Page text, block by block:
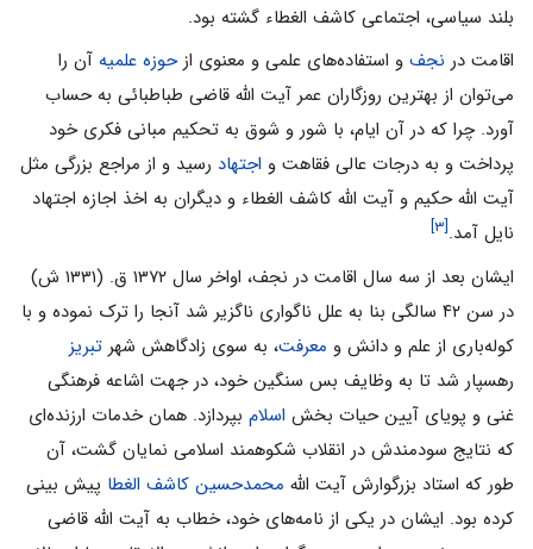
بلند سیاسی، اجتماعی کاشف الغطاء‌ گشته بود.
اقامت در نجف و استفاده‌های علمی و معنوی ازحوزه علمیه آن را
می‌توان از بهترین روزگاران عمر آیت الله قاضی طباطبائی به حساب
آورد. چرا که در آن ایام، با شور و شوق به تحکیم مبانی فکری خود
پرداخت و به درجات عالی فقاهت و اجتهاد رسید و از مراجع بزرگی مثل
آیت الله حکیم و آیت الله کاشف الغطاء و دیگران به اخذ اجازه اجتهاد
نایل آمد.[۳]
ایشان بعد از سه سال اقامت در نجف، اواخر سال ۱۳۷۲ ق. (۱۳۳۱ ش)
در سن ۴۲ سالگی بنا به علل ناگواری ناگزیر شد آنجا را ترک نموده و با
کوله‌باری از علم و دانش و معرفت، به سوی زادگاهش شهر تبریز
رهسپار شد تا به وظایف بس سنگین خود، در جهت اشاعه فرهنگی
غنی و پویای آیین حیات بخش اسلام بپردازد. همان خدمات ارزنده‌ای
که نتایج سودمندش در انقلاب شکوهمند اسلامی نمایان گشت، آن
طور که استاد بزرگوارش آیت الله محمدحسین کاشف الغطا پیش بینی
کرده بود. ایشان در یکی از نامه‌های خود، خطاب به آیت الله قاضی